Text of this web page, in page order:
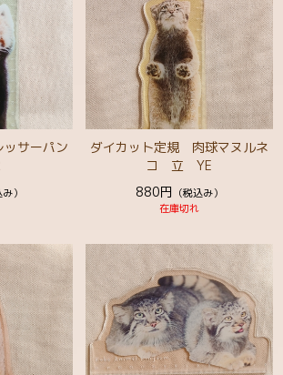
ッジ
サーパン
）
ダイカット定規 肉球マヌルネ
コ 立 YE
880円 （税込み）
在庫切れ